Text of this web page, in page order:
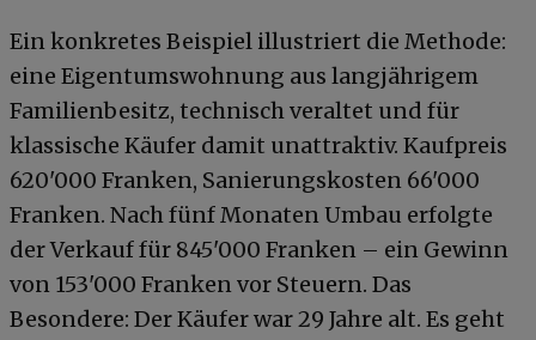
Ein konkretes Beispiel illustriert die Methode:
eine Eigentumswohnung aus langjährigem
Familienbesitz, technisch veraltet und für
klassische Käufer damit unattraktiv. Kaufpreis
620'000 Franken, Sanierungskosten 66'000
Franken. Nach fünf Monaten Umbau erfolgte
der Verkauf für 845'000 Franken – ein Gewinn
von 153'000 Franken vor Steuern. Das
Besondere: Der Käufer war 29 Jahre alt. Es geht